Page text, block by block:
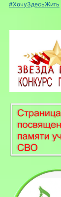
#ХочуЗдесьЖить